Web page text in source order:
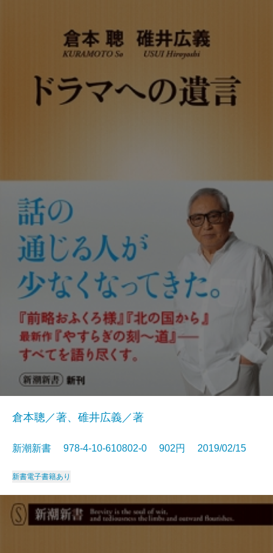
倉本聰／著、碓井広義／著
新潮新書 978-4-10-610802-0 902円 2019/02/15
新書電子書籍あり